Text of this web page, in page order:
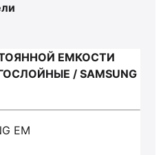
ЕМКОСТИ
/ SAMSUNG
EM